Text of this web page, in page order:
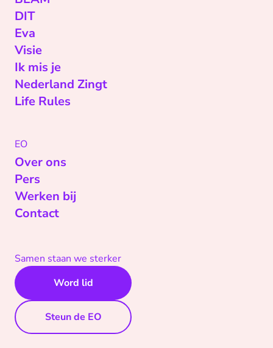
DIT
Eva
Visie
Ik mis je
Nederland Zingt
Life Rules
EO
Over ons
Pers
Werken bij
Contact
Samen staan we sterker
Word lid
Steun de EO